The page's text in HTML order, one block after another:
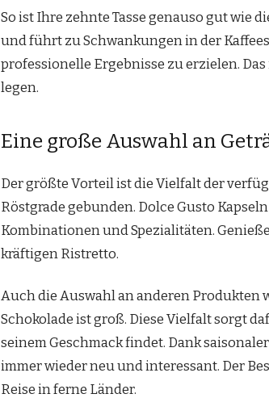
So ist Ihre zehnte Tasse genauso gut wie
und führt zu Schwankungen in der
professionelle Ergebnisse zu erzielen.
legen.
Eine große Auswahl an
Der größte Vorteil ist die Vielfalt der
Röstgrade gebunden. Dolce Gusto
Kombinationen und Spezialitäten.
kräftigen Ristretto.
Auch die Auswahl an anderen Produkten
Schokolade ist groß. Diese Vielfalt sorgt
seinem Geschmack findet. Dank
immer wieder neu und interessant. Der
Reise in ferne Länder.